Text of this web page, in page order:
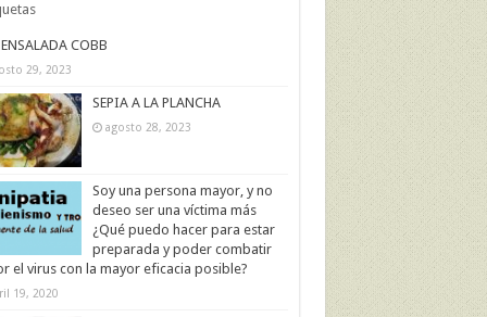
ENSALADA COBB
29, 2023
SEPIA A LA PLANCHA
agosto 28, 2023
Soy una persona mayor, y no
deseo ser una víctima más
¿Qué puedo hacer para estar
preparada y poder combatir
el virus con la mayor eficacia posible?
19, 2020